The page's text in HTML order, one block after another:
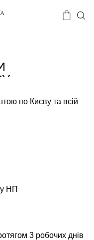
по Києву та всій
НП
3 робочих днів